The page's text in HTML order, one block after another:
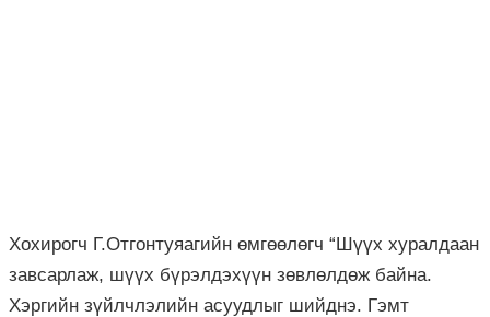
Хохирогч Г.Отгонтуяагийн өмгөөлөгч “Шүүх хуралдаан
завсарлаж, шүүх бүрэлдэхүүн зөвлөлдөж байна.
Хэргийн зүйлчлэлийн асуудлыг шийднэ. Гэмт